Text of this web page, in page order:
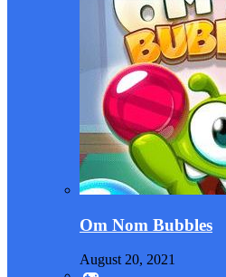
Om Nom Bubbles
August 20, 2021